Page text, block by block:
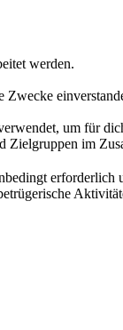
werden.
um für
im